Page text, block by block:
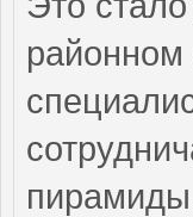
районном